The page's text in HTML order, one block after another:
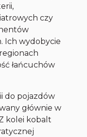
czy
Ich wydobycie
łańcuchów
do pojazdów
głównie w
kolei kobalt